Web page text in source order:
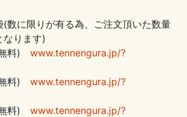
数に限りが有る為、ご注文頂いた数量
なります)
料) www.tennengura.jp/?
料) www.tennengura.jp/?
料) www.tennengura.jp/?